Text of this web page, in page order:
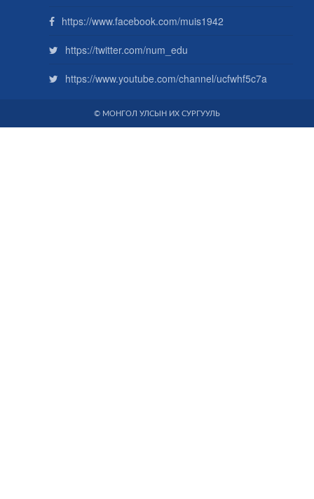
https://www.facebook.com/muis1942
https://twitter.com/num_edu
https://www.youtube.com/channel/ucfwhf5c7a
© МОНГОЛ УЛСЫН ИХ СУРГУУЛЬ